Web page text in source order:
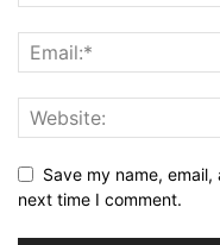
Save my name,
next time I comment.